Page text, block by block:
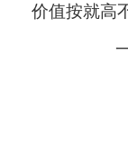
价值按就高